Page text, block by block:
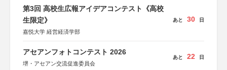
しん生命保険株式会社
第3回 高校生広報アイデアコンテスト《高校
生限定》
嘉悦大学 経営経済学部
あと 30 日
アセアンフォトコンテスト 2026
堺・アセアン交流促進委員会
あと 22 日